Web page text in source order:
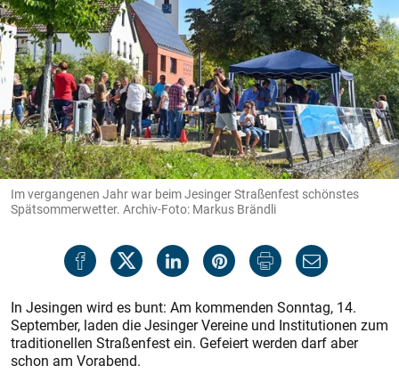
Im vergangenen Jahr war beim Jesinger Straßenfest schönstes
Spätsommerwetter. Archiv-Foto: Markus Brändli
In Jesingen wird es bunt: Am kommenden Sonntag, 14.
September, laden die Jesinger Vereine und Institutionen zum
traditionellen Straßenfest ein. Gefeiert werden darf aber
schon am Vorabend.